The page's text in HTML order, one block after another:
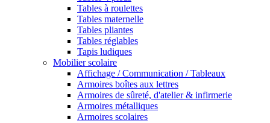
Tables à roulettes
Tables maternelle
Tables pliantes
Tables réglables
Tapis ludiques
Mobilier scolaire
Affichage / Communication / Tableaux
Armoires boîtes aux lettres
Armoires de sûreté, d'atelier & infirmerie
Armoires métalliques
Armoires scolaires